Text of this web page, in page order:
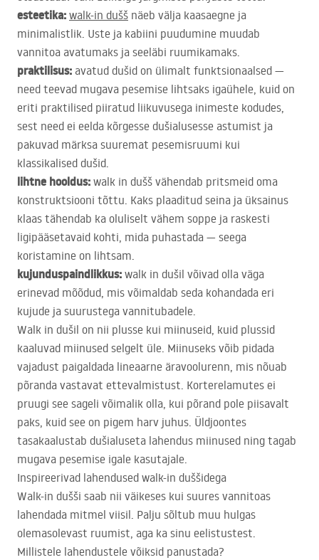
esteetika: walk-in dušš näeb välja kaasaegne ja
minimalistlik. Uste ja kabiini puudumine muudab
vannitoa avatumaks ja seeläbi ruumikamaks.
praktilisus: avatud dušid on ülimalt funktsionaalsed —
need teevad mugava pesemise lihtsaks igaühele, kuid on
eriti praktilised piiratud liikuvusega inimeste kodudes,
sest need ei eelda kõrgesse dušialusesse astumist ja
pakuvad märksa suuremat pesemisruumi kui
klassikalised dušid.
lihtne hooldus: walk in dušš vähendab pritsmeid oma
konstruktsiooni tõttu. Kaks plaaditud seina ja üksainus
klaas tähendab ka oluliselt vähem soppe ja raskesti
ligipääsetavaid kohti, mida puhastada — seega
koristamine on lihtsam.
kujunduspaindlikkus: walk in dušil võivad olla väga
erinevad mõõdud, mis võimaldab seda kohandada eri
kujude ja suurustega vannitubadele.
Walk in dušil on nii plusse kui miinuseid, kuid plussid
kaaluvad miinused selgelt üle. Miinuseks võib pidada
vajadust paigaldada lineaarne äravoolurenn, mis nõuab
põranda vastavat ettevalmistust. Korterelamutes ei
pruugi see sageli võimalik olla, kui põrand pole piisavalt
paks, kuid see on pigem harv juhus. Üldjoontes
tasakaalustab dušialuseta lahendus miinused ning tagab
mugava pesemise igale kasutajale.
Inspireerivad lahendused walk-in duššidega
Walk-in dušši saab nii väikeses kui suures vannitoas
lahendada mitmel viisil. Palju sõltub muu hulgas
olemasolevast ruumist, aga ka sinu eelistustest.
Millistele lahendustele võiksid panustada?